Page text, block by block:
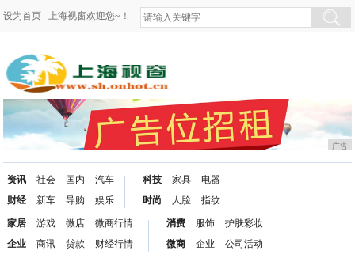
设为首页 上海视窗欢迎您~！
广告
资讯
财经
社会
新车
国内
导购
汽车
娱乐
科技
时尚
家具
人脸
电器
指纹
家居
企业
游戏
商讯
微店
贷款
微商行情
财经行情
消费
微商
服饰
企业
护肤彩妆
公司活动